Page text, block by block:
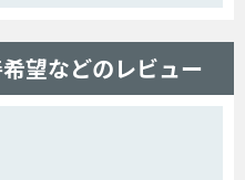
望などのレビュー